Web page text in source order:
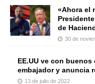
«Ahora el
de
30 de
EE.UU ve con
embajador y anuncia
13 de julio de 2022